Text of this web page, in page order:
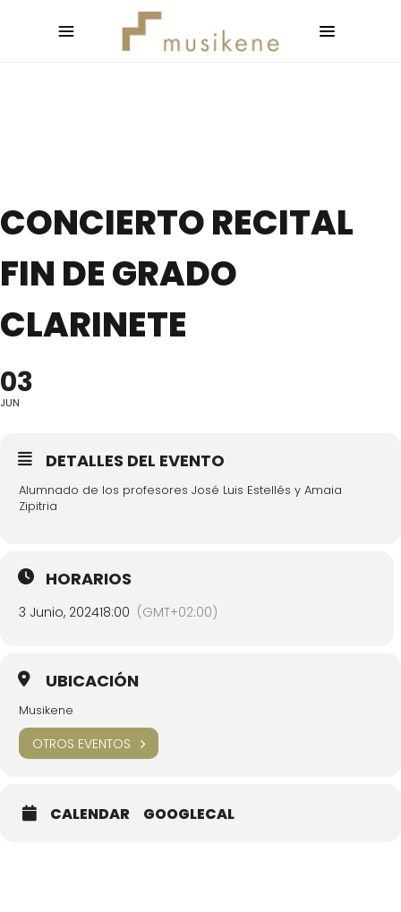
CONCIERTO RECITAL
FIN DE GRADO
CLARINETE
03
JUN
DETALLES DEL EVENTO
Alumnado de los profesores José Luis Estellés y Amaia
Zipitria
HORARIOS
3 Junio, 202418:00 (GMT+02:00)
UBICACIÓN
Musikene
OTROS EVENTOS
CALENDAR GOOGLECAL